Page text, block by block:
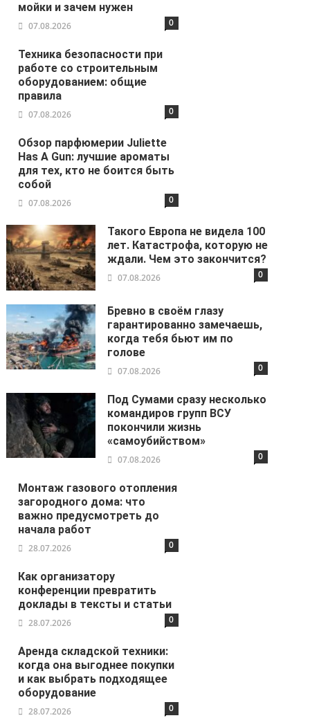
мойки и зачем нужен
07.08.2026 0
Техника безопасности при
работе со строительным
оборудованием: общие
правила
07.08.2026 0
Обзор парфюмерии Juliette
Has A Gun: лучшие ароматы
для тех, кто не боится быть
собой
07.08.2026 0
Такого Европа не видела 100
лет. Катастрофа, которую не
ждали. Чем это закончится?
07.08.2026 0
Бревно в своём глазу
гарантированно замечаешь,
когда тебя бьют им по
голове
07.08.2026 0
Под Сумами сразу несколько
командиров групп ВСУ
покончили жизнь
«самоубийством»
07.08.2026 0
Монтаж газового отопления
загородного дома: что
важно предусмотреть до
начала работ
28.07.2026 0
Как организатору
конференции превратить
доклады в тексты и статьи
28.07.2026 0
Аренда складской техники:
когда она выгоднее покупки
и как выбрать подходящее
оборудование
28.07.2026 0